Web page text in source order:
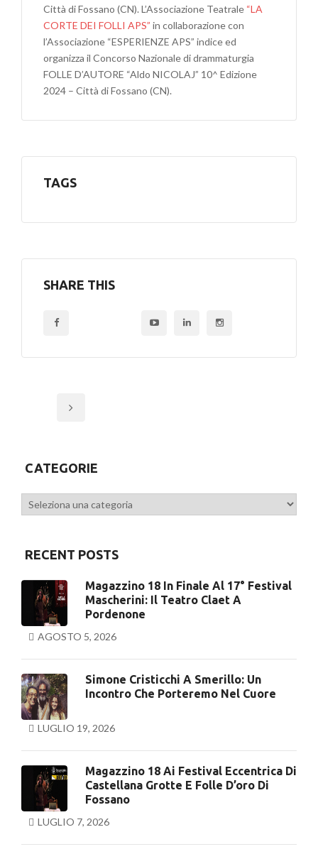
NICOLAJ”
10^
EDIZIONE
2024
CITTÀ
DI
(CN)
Città di Fossano (CN). L’Associazione Teatrale “LA
CORTE DEI FOLLI APS” in collaborazione con
l’Associazione “ESPERIENZE APS” indice ed
organizza il Concorso Nazionale di drammaturgia
FOLLE D’AUTORE “Aldo NICOLAJ” 10^ Edizione
2024 – Città di Fossano (CN).
TAGS
SHARE THIS
CATEGORIE
Categorie
RECENT POSTS
Magazzino 18 In Finale Al 17° Festival
Mascherini: Il Teatro Claet A
Pordenone
AGOSTO 5, 2026
Simone Cristicchi A Smerillo: Un
Incontro Che Porteremo Nel Cuore
LUGLIO 19, 2026
Magazzino 18 Ai Festival Eccentrica Di
Castellana Grotte E Folle D’oro Di
Fossano
LUGLIO 7, 2026